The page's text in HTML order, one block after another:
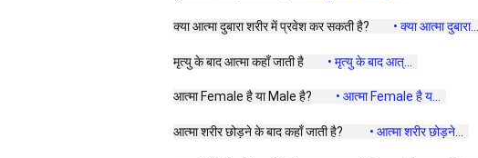
क्या आत्मा दुबारा शरीर में प्रवेश कर सकती है? • क्या आत्मा दुबारा...
मृत्यु के बाद आत्मा कहाँ जाती है • मृत्यु के बाद आत्...
आत्मा Female है या Male है? • आत्मा Female है य...
आत्मा शरीर छोड़ने के बाद कहाँ जाती है? • आत्मा शरीर छोड़ने...